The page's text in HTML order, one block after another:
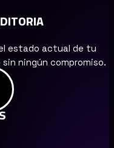
estado actual de tu
ningún compromiso.